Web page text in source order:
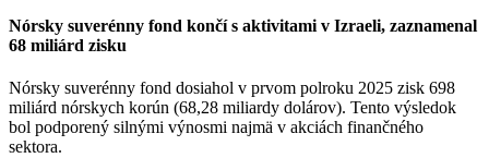
Nórsky suverénny fond končí s aktivitami v Izraeli, zaznamenal
68 miliárd zisku
Nórsky suverénny fond dosiahol v prvom polroku 2025 zisk 698
miliárd nórskych korún (68,28 miliardy dolárov). Tento výsledok
bol podporený silnými výnosmi najmä v akciách finančného
sektora.